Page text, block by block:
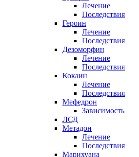
Лечение
Последствия
Героин
Лечение
Последствия
Дезоморфин
Лечение
Последствия
Кокаин
Лечение
Последствия
Мефедрон
Зависимость
ЛСД
Метадон
Лечение
Последствия
Марихуана